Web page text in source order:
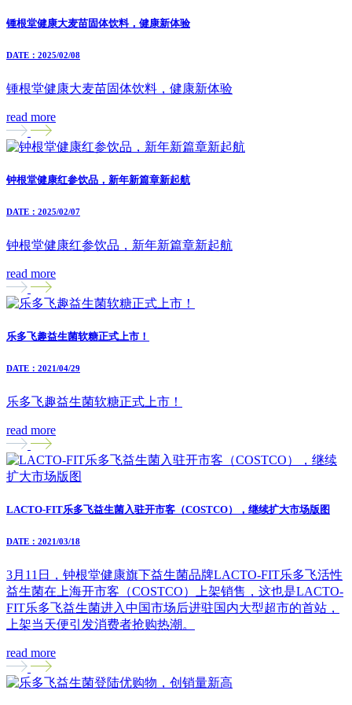
锺根堂健康大麦苗固体饮料，健康新体验
DATE：2025/02/08
锺根堂健康大麦苗固体饮料，健康新体验
read more
钟根堂健康红参饮品，新年新篇章新起航
DATE：2025/02/07
钟根堂健康红参饮品，新年新篇章新起航
read more
乐多飞趣益生菌软糖正式上市！
DATE：2021/04/29
乐多飞趣益生菌软糖正式上市！
read more
LACTO-FIT乐多飞益生菌入驻开市客（COSTCO），继续扩大市场版图
DATE：2021/03/18
3月11日，钟根堂健康旗下益生菌品牌LACTO-FIT乐多飞活性
益生菌在上海开市客（COSTCO）上架销售，这也是LACTO-
FIT乐多飞益生菌进入中国市场后进驻国内大型超市的首站，
上架当天便引发消费者抢购热潮。
read more